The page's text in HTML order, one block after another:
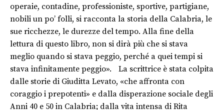
operaie, contadine, professioniste, sportive, partigiane,
nobili un po’ folli, si racconta la storia della Calabria, le
sue ricchezze, le durezze del tempo. Alla fine della
lettura di questo libro, non si dirà più che si stava
meglio quando si stava peggio, perché a quei tempi si
stava infinitamente peggio». La scrittrice è stata colpita
dalle storie di Giuditta Levato, «che affronta con
coraggio i prepotenti» e dalla disperazione sociale degli
Anni 40 e 50 in Calabria; dalla vita intensa di Rita